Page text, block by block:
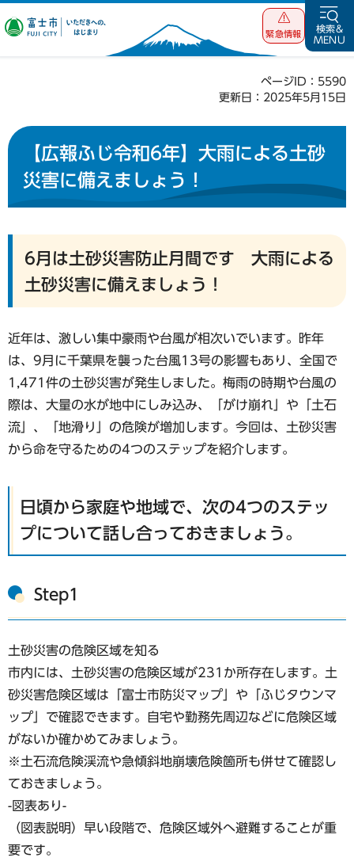
富士市 いただ
緊急情報
検索&
MENU
ページID：5590
更新日：2025年5月15日
【広報ふじ令和6年】大雨による土砂
災害に備えましょう！
6月は土砂災害防止月間です 大雨による
土砂災害に備えましょう！
近年は、激しい集中豪雨や台風が相次いでいます。昨年
は、9月に千葉県を襲った台風13号の影響もあり、全国で
1,471件の土砂災害が発生しました。梅雨の時期や台風の
際は、大量の水が地中にしみ込み、「がけ崩れ」や「土石
流」、「地滑り」の危険が増加します。今回は、土砂災害
から命を守るための4つのステップを紹介します。
日頃から家庭や地域で、次の4つのステッ
プについて話し合っておきましょう。
Step1
土砂災害の危険区域を知る
市内には、土砂災害の危険区域が231か所存在します。土
砂災害危険区域は「富士市防災マップ」や「ふじタウンマ
ップ」で確認できます。自宅や勤務先周辺などに危険区域
がないか確かめてみましょう。
※土石流危険渓流や急傾斜地崩壊危険箇所も併せて確認し
ておきましょう。
-図表あり-
（図表説明）早い段階で、危険区域外へ避難することが重
要です。